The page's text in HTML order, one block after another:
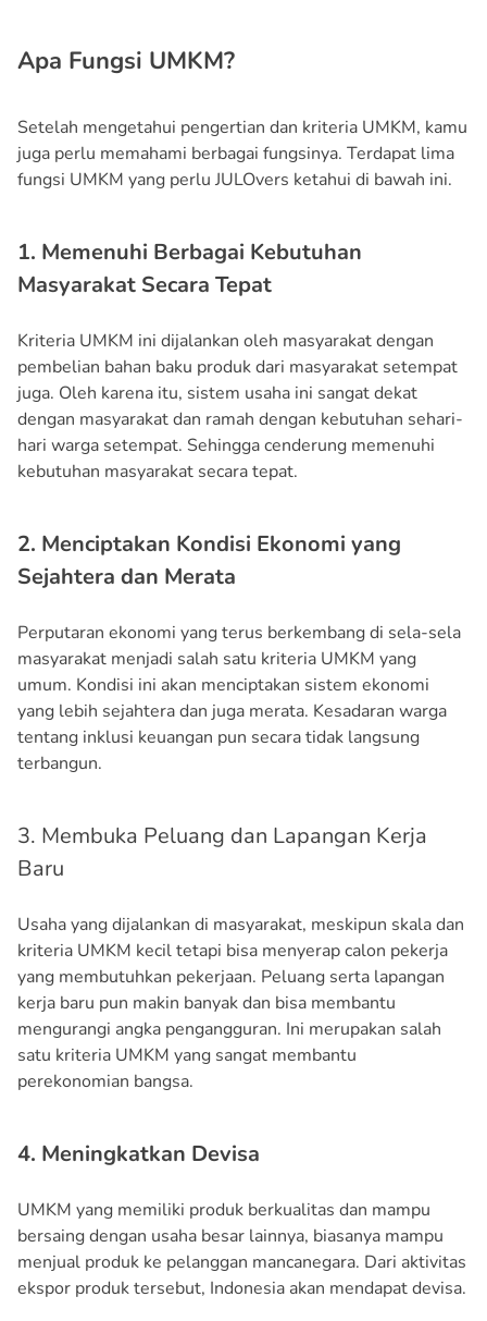
Apa Fungsi UMKM?
Setelah mengetahui pengertian dan kriteria UMKM, kamu
juga perlu memahami berbagai fungsinya. Terdapat lima
fungsi UMKM yang perlu JULOvers ketahui di bawah ini.
1. Memenuhi Berbagai Kebutuhan
Masyarakat Secara Tepat
Kriteria UMKM ini dijalankan oleh masyarakat dengan
pembelian bahan baku produk dari masyarakat setempat
juga. Oleh karena itu, sistem usaha ini sangat dekat
dengan masyarakat dan ramah dengan kebutuhan sehari-
hari warga setempat. Sehingga cenderung memenuhi
kebutuhan masyarakat secara tepat.
2. Menciptakan Kondisi Ekonomi yang
Sejahtera dan Merata
Perputaran ekonomi yang terus berkembang di sela-sela
masyarakat menjadi salah satu kriteria UMKM yang
umum. Kondisi ini akan menciptakan sistem ekonomi
yang lebih sejahtera dan juga merata. Kesadaran warga
tentang inklusi keuangan pun secara tidak langsung
terbangun.
3. Membuka Peluang dan Lapangan Kerja
Baru
Usaha yang dijalankan di masyarakat, meskipun skala dan
kriteria UMKM kecil tetapi bisa menyerap calon pekerja
yang membutuhkan pekerjaan. Peluang serta lapangan
kerja baru pun makin banyak dan bisa membantu
mengurangi angka pengangguran. Ini merupakan salah
satu kriteria UMKM yang sangat membantu
perekonomian bangsa.
4. Meningkatkan Devisa
UMKM yang memiliki produk berkualitas dan mampu
bersaing dengan usaha besar lainnya, biasanya mampu
menjual produk ke pelanggan mancanegara. Dari aktivitas
ekspor produk tersebut, Indonesia akan mendapat devisa.